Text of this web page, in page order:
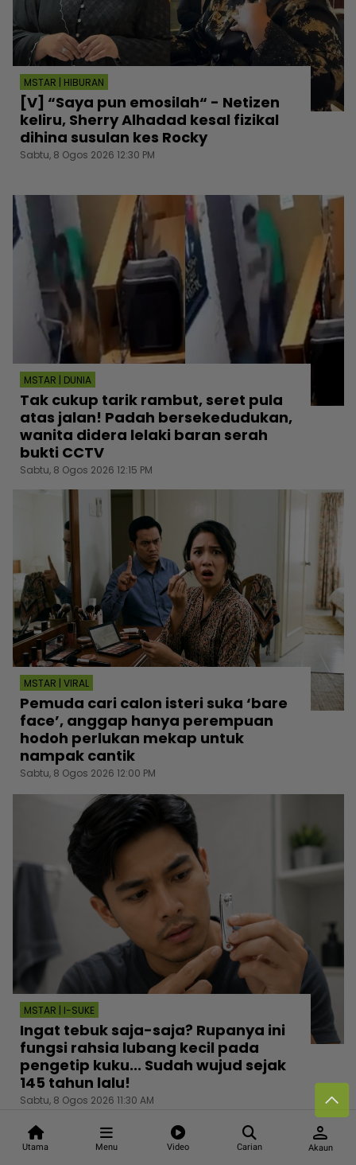
Utama Menu Video Carian
person
Akaun
MSTAR | HIBURAN
[V] “Saya pun emosilah“ - Netizen
keliru, Sherry Alhadad kesal fizikal
dihina susulan kes Rocky
Sabtu, 8 Ogos 2026 12:30 PM
MSTAR | DUNIA
Tak cukup tarik rambut, seret pula
atas jalan! Padah bersekedudukan,
wanita didera lelaki baran serah
bukti CCTV
Sabtu, 8 Ogos 2026 12:15 PM
MSTAR | VIRAL
Pemuda cari calon isteri suka ‘bare
face’, anggap hanya perempuan
hodoh perlukan mekap untuk
nampak cantik
Sabtu, 8 Ogos 2026 12:00 PM
MSTAR | I-SUKE
Ingat tebuk saja-saja? Rupanya ini
fungsi rahsia lubang kecil pada
pengetip kuku... Sudah wujud sejak
145 tahun lalu!
Sabtu, 8 Ogos 2026 11:30 AM